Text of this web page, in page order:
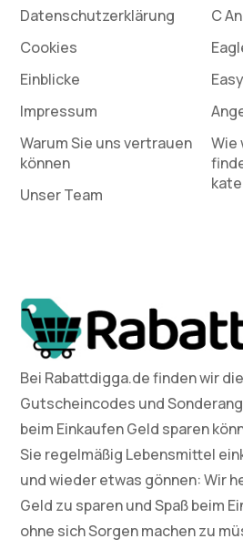
Datenschutz­erklärung
Cookies
Einblicke
Impressum
Warum Sie uns vertrauen
können
Unser Team
C
Wie
Bei Rabattdigga.de finden wir
Gutscheincodes und
beim Einkaufen Geld sparen
Sie regelmäßig Lebensmittel
und wieder etwas gönnen: Wir
Geld zu sparen und Spaß beim
ohne sich Sorgen machen zu